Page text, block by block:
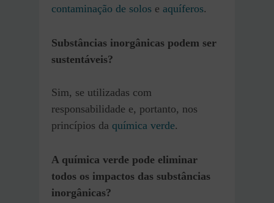
contaminação de solos e aquíferos.
Substâncias inorgânicas podem ser
sustentáveis?
Sim, se utilizadas com
responsabilidade e, portanto, nos
princípios da química verde.
A química verde pode eliminar
todos os impactos das substâncias
inorgânicas?